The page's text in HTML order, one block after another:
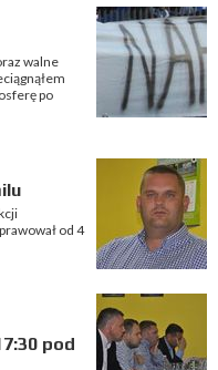
walne
po
od 4
pod